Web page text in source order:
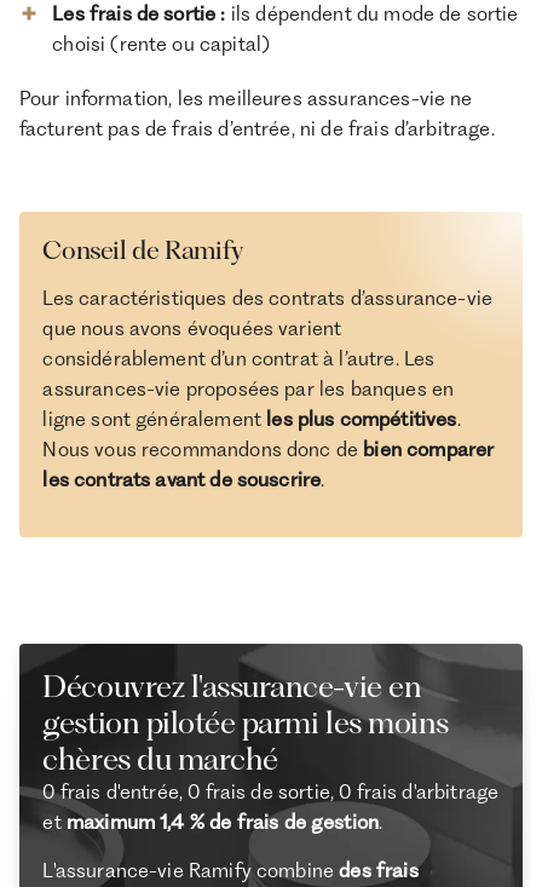
Les frais de sortie : ils dépendent du mode de sortie
choisi (rente ou capital)
Pour information, les meilleures assurances-vie ne
facturent pas de frais d’entrée, ni de frais d’arbitrage.
Conseil de Ramify
Les caractéristiques des contrats d’assurance-vie
que nous avons évoquées varient
considérablement d’un contrat à l’autre. Les
assurances-vie proposées par les banques en
ligne sont généralement les plus compétitives.
Nous vous recommandons donc de bien comparer
les contrats avant de souscrire.
Découvrez l'assurance-vie en
gestion pilotée parmi les moins
chères du marché
0 frais d'entrée, 0 frais de sortie, 0 frais d'arbitrage
et maximum 1,4 % de frais de gestion.
L'assurance-vie Ramify combinedes frais